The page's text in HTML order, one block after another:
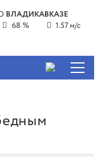
ВЛАДИКАВКАЗЕ
68 % 1.57 м/с